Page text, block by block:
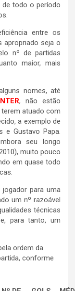
de todo o período
entre os
apropriado seja o
nº de partidas
maior, mais
nomes, até
INTER, não estão
atuado com
a exemplo de
e Gustavo Papa.
seu longo
muito pouco
em quase todo
para uma
um nº razoável
técnicas
para tanto, um
ordem da
conforme